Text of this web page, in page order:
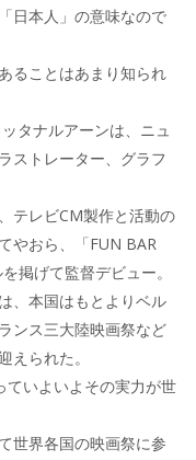
日本人」の意味なので
ることはあまり知られ
タナルアーンは、ニュ
ストレーター、グラフ
テレビCM製作と活動の
やおら、「FUN BAR
掲げて監督デビュー。
、本国はもとよりベル
ンス三大陸映画祭など
えられた。
いよいよその実力が世
世界各国の映画祭に参